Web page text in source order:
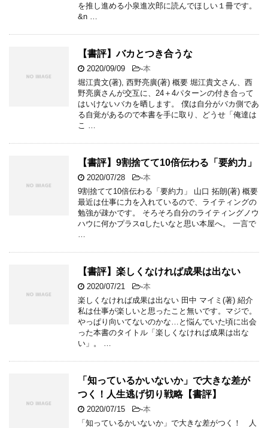
を推し進める小泉進次郎に読んでほしい１冊です。
&n …
【書評】バカとつき合うな
2020/09/09 -本
堀江貴文(著), 西野亮廣(著) 概要 堀江貴文さん、西
野亮廣さんが交互に、24＋4パターンの付き合って
はいけないバカを晒します。 僕は自分がバカ側であ
る自覚があるので本書を手に取り、どうせ「俺達は
こ …
【書評】9割捨てて10倍伝わる「要約力」
2020/07/28 -本
9割捨てて10倍伝わる「要約力」 山口 拓朗(著) 概要
最近は仕事に力を入れているので、ライティングの
勉強が疎かです。 そろそろ自分のライティングノウ
ハウに何かプラスαしたいなと思い本屋へ。 一言で
【書評】楽しくなければ成果は出ない
2020/07/21 -本
楽しくなければ成果は出ない 田中 マイミ(著) 紹介
私は仕事が楽しいと思ったこと無いです。マジで。
やっぱり向いてないのかな…と悩んでいた頃に出会
った本書のタイトル「楽しくなければ成果は出な
い」。 …
「知っているかいないか」で大きな差が
つく！人生逃げ切り戦略【書評】
2020/07/15 -本
「知っているかいないか」で大きな差がつく！ 人